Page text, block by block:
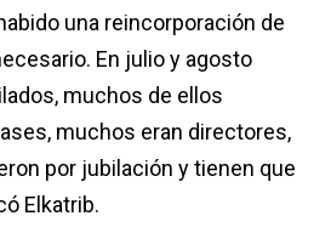
una reincorporación de
En julio y agosto
muchos de ellos
muchos eran directores,
por jubilación y tienen que
Elkatrib.